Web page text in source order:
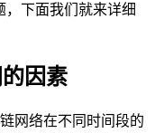
，下面我们就来详细
因素
网络在不同时间段的